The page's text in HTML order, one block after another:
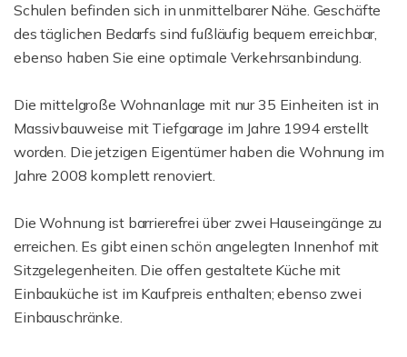
Schulen befinden sich in unmittelbarer Nähe. Geschäfte
des täglichen Bedarfs sind fußläufig bequem erreichbar,
ebenso haben Sie eine optimale Verkehrsanbindung.
Die mittelgroße Wohnanlage mit nur 35 Einheiten ist in
Massivbauweise mit Tiefgarage im Jahre 1994 erstellt
worden. Die jetzigen Eigentümer haben die Wohnung im
Jahre 2008 komplett renoviert.
Die Wohnung ist barrierefrei über zwei Hauseingänge zu
erreichen. Es gibt einen schön angelegten Innenhof mit
Sitzgelegenheiten. Die offen gestaltete Küche mit
Einbauküche ist im Kaufpreis enthalten; ebenso zwei
Einbauschränke.